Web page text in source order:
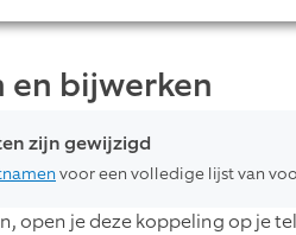
en bijwerken
zijn gewijzigd
voor een volledige lijst van
open je deze koppeling op je